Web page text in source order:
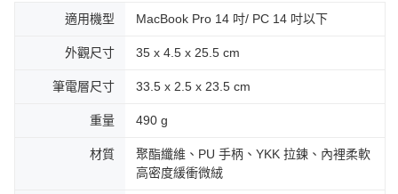
適用機型 MacBook Pro 14 吋/ PC 14 吋以下
外觀尺寸 35 x 4.5 x 25.5 cm
筆電層尺寸 33.5 x 2.5 x 23.5 cm
重量 490 g
材質
聚酯纖維、PU 手柄、YKK 拉鍊、內裡柔軟
高密度緩衝微絨